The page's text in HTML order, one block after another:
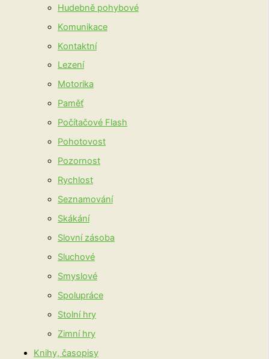
Hudebně pohybové
Komunikace
Kontaktní
Lezení
Motorika
Paměť
Počítačové Flash
Pohotovost
Pozornost
Rychlost
Seznamování
Skákání
Slovní zásoba
Sluchové
Smyslové
Spolupráce
Stolní hry
Zimní hry
Knihy, časopisy